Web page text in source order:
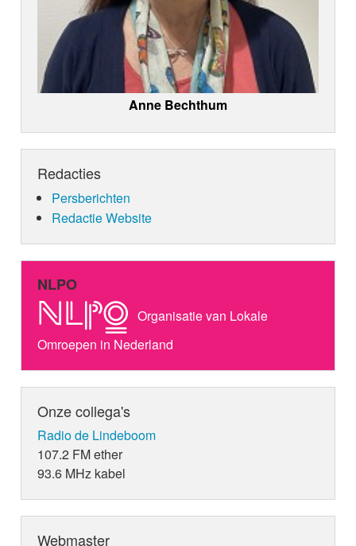
Anne Bechthum
Redacties
Persberichten
Redactie Website
NLPO
Organisatie van Lokale
Omroepen in Nederland
Onze collega's
Radio de Lindeboom
107.2 FM ether
93.6 MHz kabel
Webmaster